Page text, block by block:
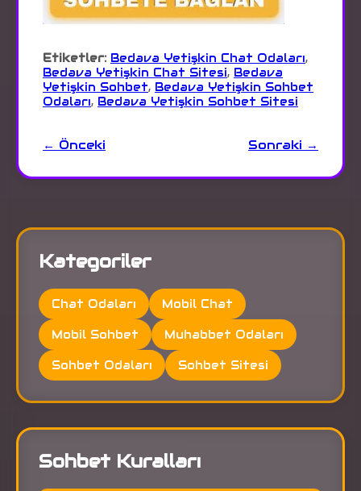
Etiketler: Bedava Yetişkin Chat Odaları,
Bedava Yetişkin Chat Sitesi, Bedava
Yetişkin Sohbet, Bedava Yetişkin Sohbet
Odaları, Bedava Yetişkin Sohbet Sitesi
← Önceki Sonraki →
Kategoriler
Chat Odaları Mobil Chat
Mobil Sohbet Muhabbet Odaları
Sohbet Odaları Sohbet Sitesi
Sohbet Kuralları